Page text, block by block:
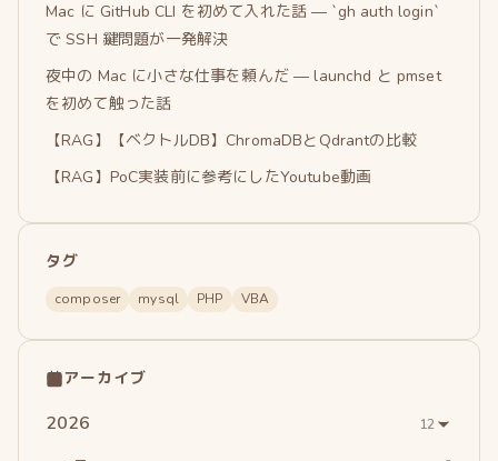
Mac に GitHub CLI を初めて入れた話 — `gh auth login`
で SSH 鍵問題が一発解決
夜中の Mac に小さな仕事を頼んだ — launchd と pmset
を初めて触った話
【RAG】【ベクトルDB】ChromaDBとQdrantの比較
【RAG】PoC実装前に参考にしたYoutube動画
タグ
composer mysql PHP VBA
アーカイブ
2026 12